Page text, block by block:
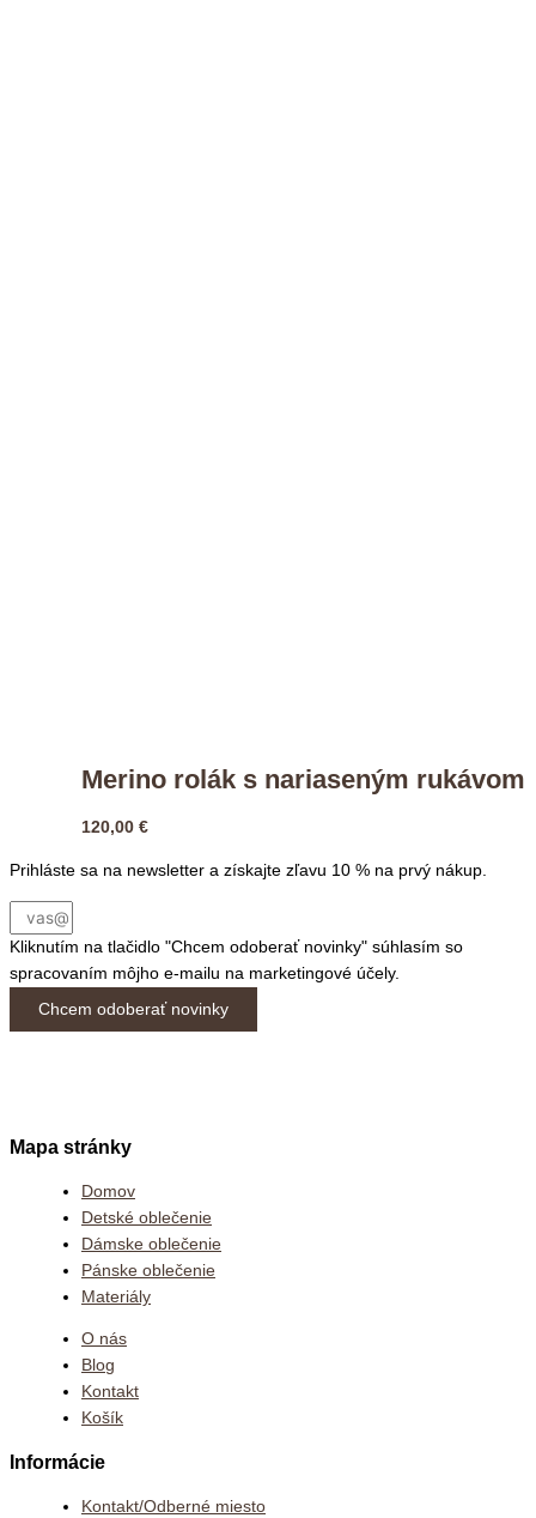
Merino rolák s nariaseným rukávom
120,00 €
Prihláste sa na newsletter a získajte zľavu 10 % na prvý nákup.
Kliknutím na tlačidlo "Chcem odoberať novinky" súhlasím so
spracovaním môjho e-mailu na marketingové účely.
Chcem odoberať novinky
Mapa stránky
Domov
Detské oblečenie
Dámske oblečenie
Pánske oblečenie
Materiály
O nás
Blog
Kontakt
Košík
Informácie
Kontakt/Odberné miesto